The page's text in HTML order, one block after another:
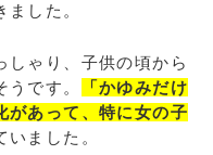
した。
しゃり、子供の頃から
です。
「かゆみだけ
があって、特に女の子
いました。